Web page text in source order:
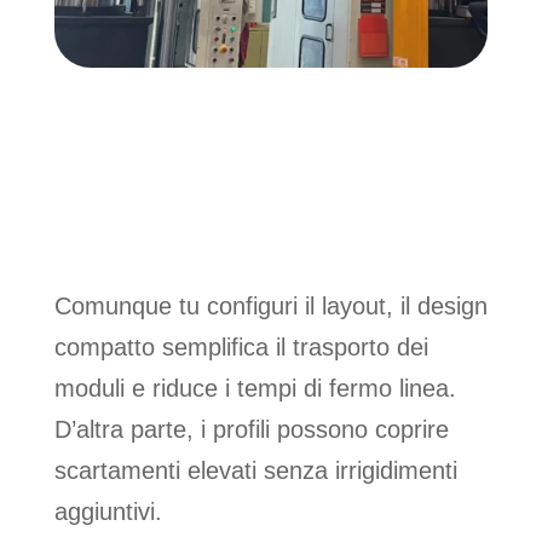
Comunque tu configuri il layout, il design
compatto semplifica il trasporto dei
moduli e riduce i tempi di fermo linea.
D’altra parte, i profili possono coprire
scartamenti elevati senza irrigidimenti
aggiuntivi.